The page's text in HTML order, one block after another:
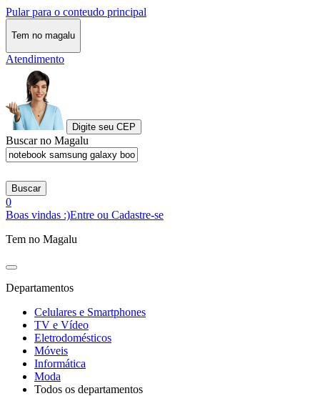
Pular para o conteudo principal
Tem no magalu
Atendimento
Digite seu CEP
Buscar no Magalu
Buscar
0
Boas vindas :)Entre ou Cadastre-se
Tem no Magalu
Departamentos
Celulares e Smartphones
TV e Vídeo
Eletrodomésticos
Móveis
Informática
Moda
Todos os departamentos